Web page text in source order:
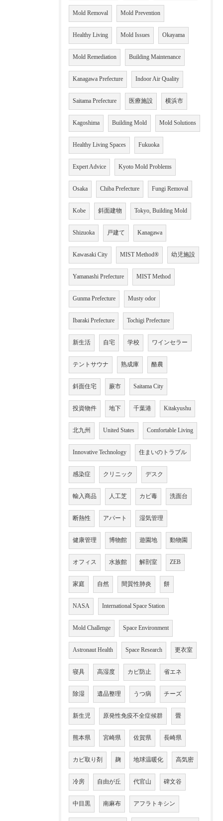
Mold Removal Mold Prevention
Healthy Living Mold Issues Okayama
Mold Remediation Building Maintenance
Kanagawa Prefecture Indoor Air Quality
Saitama Prefecture 医療施設 横浜市
Kagoshima Building Mold Mold Solutions
Healthy Living Spaces Fukuoka
Expert Advice Kyoto Mold Problems
Osaka Chiba Prefecture Fungi Removal
Kobe 斜面建物 Tokyo, Building Mold
Shizuoka 戸建て Kanagawa
Kawasaki City MIST Method® 幼児施設
Yamanashi Prefecture MIST Method
Gunma Prefecture Musty odor
Ibaraki Prefecture Tochigi Prefecture
新生活 自宅 学校 ワインセラー
テントサウナ 熟成庫 酪農
斜面住宅 蕨市 Saitama City
投資物件 地下 千葉港 Kitakyushu
北九州 United States Comfortable Living
Innovative Technology 住まいのトラブル
感染症 クリニック デスク
輸入商品 人工芝 カビ毒 洗面台
断熱性 アパート 湿気管理
健康管理 博物館 遊園地 動物園
オフィス 水族館 解剖室 ZEB
家庭 自然 間質性肺炎 餅
NASA International Space Station
Mold Challenge Space Environment
Astronaut Health Space Research 更衣室
寝具 高湿度 カビ防止 省エネ
除湿 遺品整理 うつ病 チーズ
新生児 原発性免疫不全症候群 畳
熊本県 宮崎県 佐賀県 長崎県
カビ取り剤 麹 地球温暖化 高気密
冷房 自由が丘 代官山 碑文谷
中目黒 南麻布 アフラトキシン